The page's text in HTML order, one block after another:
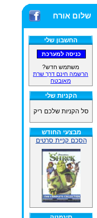
שלום אורח
החשבון שלי
משתמש חדש?
הרשמה חינם דרך שרת
מאובטח
הקניות שלי
סל הקניות שלכם ריק
מבצעי החודש
הסכם קניית סרטים